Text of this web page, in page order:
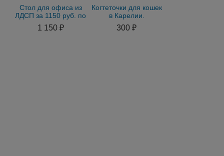
Стол для офиса из
ЛДСП за 1150 руб. по
оптовым ценам со
складаe fes
1 150 ₽
Когтеточки для кошек
в Карелии.
300 ₽